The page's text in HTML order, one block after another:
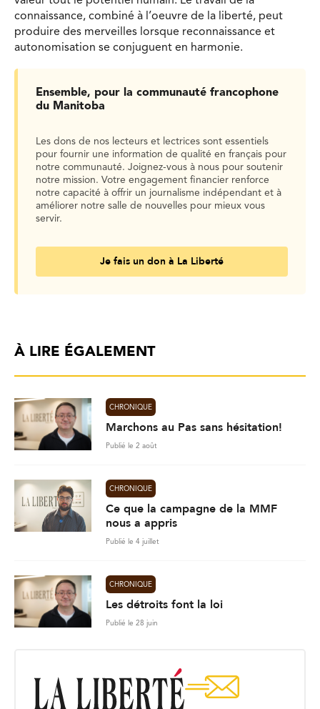
connaissance, combiné à l’oeuvre de la liberté, peut
produire des merveilles lorsque reconnaissance et
autonomisation se conjuguent en harmonie.
Ensemble, pour la communauté francophone
du Manitoba
Les dons de nos lecteurs et lectrices sont essentiels
pour fournir une information de qualité en français pour
notre communauté. Joignez-vous à nous pour soutenir
notre mission. Votre engagement financier renforce
notre capacité à offrir un journalisme indépendant et à
améliorer notre salle de nouvelles pour mieux vous
servir.
Je fais un don à La Liberté
À LIRE ÉGALEMENT
CHRONIQUE
Marchons au Pas sans hésitation!
Publié le 2 août
CHRONIQUE
Ce que la campagne de la MMF
nous a appris
Publié le 4 juillet
CHRONIQUE
Les détroits font la loi
Publié le 28 juin